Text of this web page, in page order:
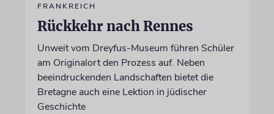
FRANKREICH
Rückkehr nach Rennes
Unweit vom Dreyfus-Museum führen Schüler
am Originalort den Prozess auf. Neben
beeindruckenden Landschaften bietet die
Bretagne auch eine Lektion in jüdischer
Geschichte